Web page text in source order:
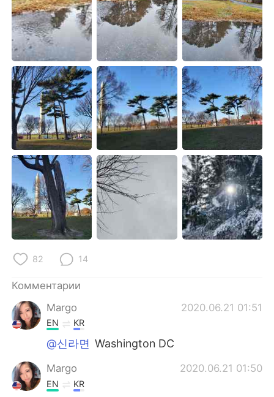
Deutsch 日本語
한국어 ไทย
Indonesia Italiano
Türkçe Tiếng Việt
Português
82 14
Комментарии
Margo
2020.06.21 01:51
EN KR
@신라면 Washington DC
Margo 2020.06.21 01:50
EN KR